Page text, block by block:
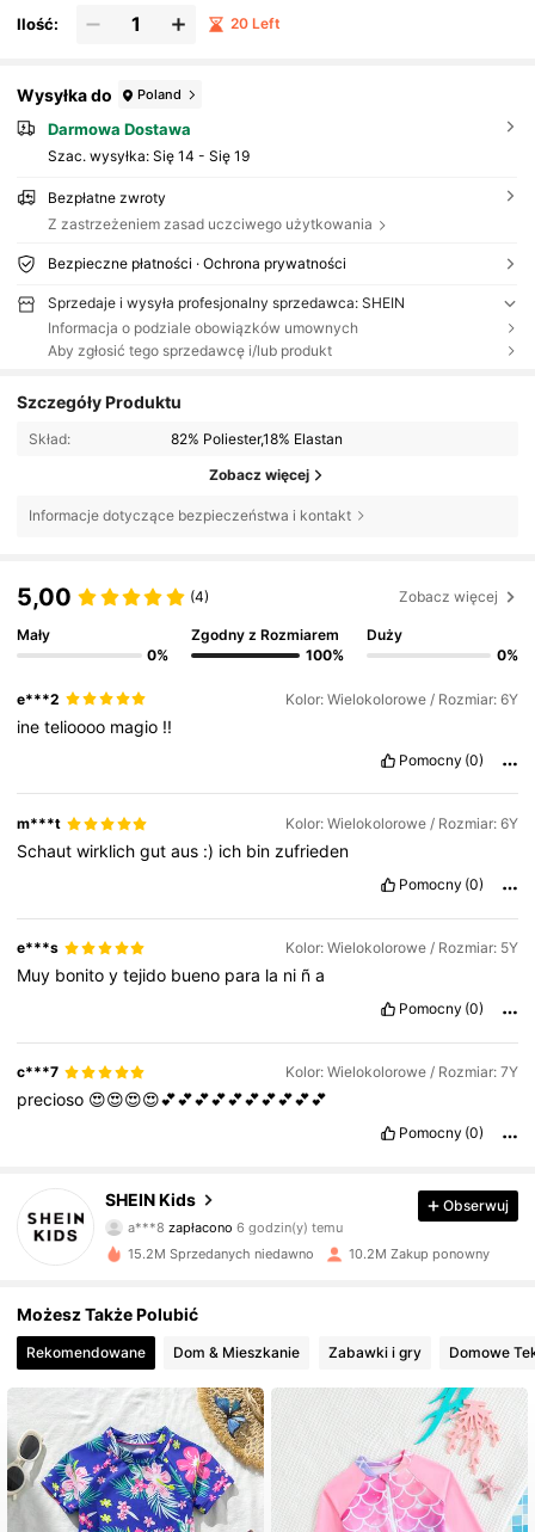
Ilość: 20 Left
Wysyłka do Poland
Darmowa Dostawa
Szac. wysyłka: Się 14 - Się 19
Bezpłatne zwroty
Z zastrzeżeniem zasad uczciwego użytkowania
Bezpieczne płatności · Ochrona prywatności
Sprzedaje i wysyła profesjonalny sprzedawca: SHEIN
Informacja o podziale obowiązków umownych
Aby zgłosić tego sprzedawcę i/lub produkt
Szczegóły Produktu
Skład: 82% Poliester,18% Elastan
Zobacz więcej
Informacje dotyczące bezpieczeństwa i kontakt
5,00 (4) Zobacz więcej
Mały
0%
Zgodny z Rozmiarem
100%
Duży
0%
e***2 Kolor: Wielokolorowe / Rozmiar: 6Y
inetelioooo magio !!
Pomocny (0)
m***t Kolor: Wielokolorowe / Rozmiar: 6Y
Schautwirklichgutaus :) ich bin zufrieden
Pomocny (0)
e***s Kolor: Wielokolorowe / Rozmiar: 5Y
Muy bonitoytejido bueno para la ni ña
Pomocny (0)
c***7 Kolor: Wielokolorowe / Rozmiar: 7Y
precioso 😍😍😍😍💕💕💕💕💕💕💕💕💕💕
Pomocny (0)
SHEIN Kids
4,89
810K Obserwujący
a***8 zapłacono6 godzin(y) temu
a***szaobserwował(-a) 10 minut(y) temu
4,89 810K Obserwujący
4,89 810K Obserwujący
4,89 810K Obserwujący
Obserwuj
15.2M Sprzedanych niedawno 10.2M Zakup ponowny
Możesz Także Polubić
Rekomendowane Dom & Mieszkanie Zabawki i gry Domowe